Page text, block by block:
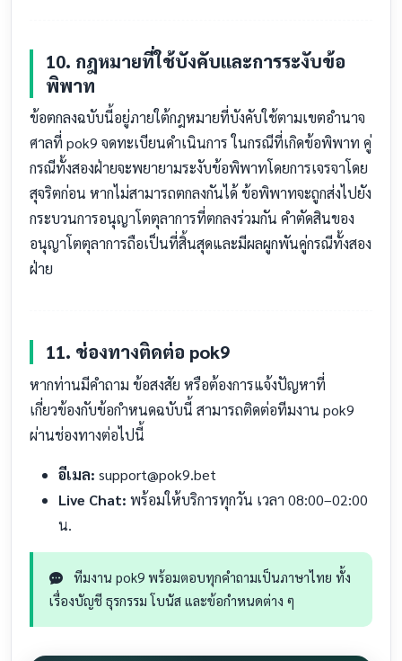
10. กฎหมายที่ใช้บังคับและการระงับข้อ
พิพาท
ข้อตกลงฉบับนี้อยู่ภายใต้กฎหมายที่บังคับใช้ตามเขตอำนาจ
ศาลที่ pok9 จดทะเบียนดำเนินการ ในกรณีที่เกิดข้อพิพาท คู่
กรณีทั้งสองฝ่ายจะพยายามระงับข้อพิพาทโดยการเจรจาโดย
สุจริตก่อน หากไม่สามารถตกลงกันได้ ข้อพิพาทจะถูกส่งไปยัง
กระบวนการอนุญาโตตุลาการที่ตกลงร่วมกัน คำตัดสินของ
อนุญาโตตุลาการถือเป็นที่สิ้นสุดและมีผลผูกพันคู่กรณีทั้งสอง
ฝ่าย
11. ช่องทางติดต่อ pok9
หากท่านมีคำถาม ข้อสงสัย หรือต้องการแจ้งปัญหาที่
เกี่ยวข้องกับข้อกำหนดฉบับนี้ สามารถติดต่อทีมงาน pok9
ผ่านช่องทางต่อไปนี้
อีเมล: support@pok9.bet
Live Chat: พร้อมให้บริการทุกวัน เวลา 08:00–02:00
น.
ทีมงาน pok9 พร้อมตอบทุกคำถามเป็นภาษาไทย ทั้ง
เรื่องบัญชี ธุรกรรม โบนัส และข้อกำหนดต่าง ๆ